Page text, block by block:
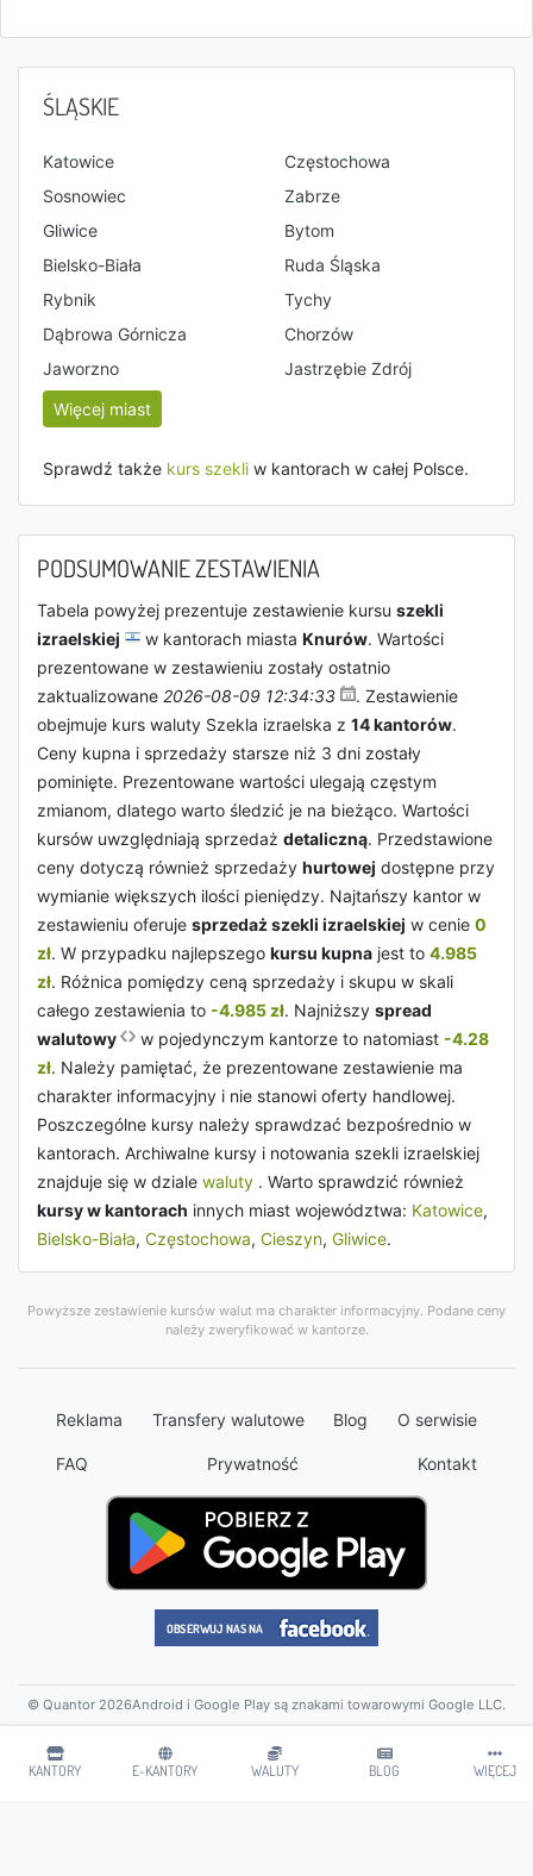
KANTORY E-KANTORY WALUTY BLOG WIĘCEJ
ŚLĄSKIE
Katowice
Częstochowa
Sosnowiec
Zabrze
Gliwice
Bytom
Bielsko-Biała
Ruda Śląska
Rybnik
Tychy
Dąbrowa Górnicza
Chorzów
Jaworzno
Jastrzębie Zdrój
Więcej miast
Sprawdź także kurs szekli w kantorach w całej Polsce.
PODSUMOWANIE ZESTAWIENIA
Tabela powyżej prezentuje zestawienie kursu szekli
izraelskiej
w kantorach miasta Knurów. Wartości
prezentowane w zestawieniu zostały ostatnio
zaktualizowane 2026-08-09 12:34:33
. Zestawienie
obejmuje kurs waluty Szekla izraelska z 14 kantorów.
Ceny kupna i sprzedaży starsze niż 3 dni zostały
pominięte. Prezentowane wartości ulegają częstym
zmianom, dlatego warto śledzić je na bieżąco. Wartości
kursów uwzględniają sprzedaż detaliczną. Przedstawione
ceny dotyczą również sprzedaży hurtowej dostępne przy
wymianie większych ilości pieniędzy. Najtańszy kantor w
zestawieniu oferuje sprzedaż szekli izraelskiej w cenie 0
zł. W przypadku najlepszego kursu kupna jest to 4.985
zł. Różnica pomiędzy ceną sprzedaży i skupu w skali
całego zestawienia to -4.985 zł. Najniższy spread
walutowy
w pojedynczym kantorze to natomiast -4.28
zł. Należy pamiętać, że prezentowane zestawienie ma
charakter informacyjny i nie stanowi oferty handlowej.
Poszczególne kursy należy sprawdzać bezpośrednio w
kantorach. Archiwalne kursy i notowania szekli izraelskiej
znajduje się w dziale waluty . Warto sprawdzić również
kursy w kantorach innych miast województwa: Katowice,
Bielsko-Biała, Częstochowa, Cieszyn, Gliwice.
Powyższe zestawienie kursów walut ma charakter informacyjny. Podane ceny
należy zweryfikować w kantorze.
Reklama Transfery walutowe Blog O serwisie
FAQ Prywatność Kontakt
© Quantor 2026Android i Google Play są znakami towarowymi Google LLC.